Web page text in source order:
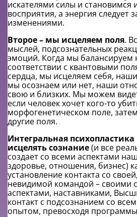
искателями силы и становимся
восприятия, а энергия следует
изменениями.
Второе – мы исцеляем поля.
мыслей, подсознательных
эмоций. Когда мы балансируем
соответствии с квантовыми
сердца, мы исцеляем себя,
мы осознаем или нет, наши
свою и близких. Мы можем
если человек хочет кого-то
морфогенетическом поле,
другие поля.
Интегральная психопластика
исцелять сознание(и все
создает со всеми аспектами
здоровье, отношения, бизнес)
установление контакта со
невидимой командой – своими
аспектами, наставниками,
контакт с подсознанием со
опытом, превосходя